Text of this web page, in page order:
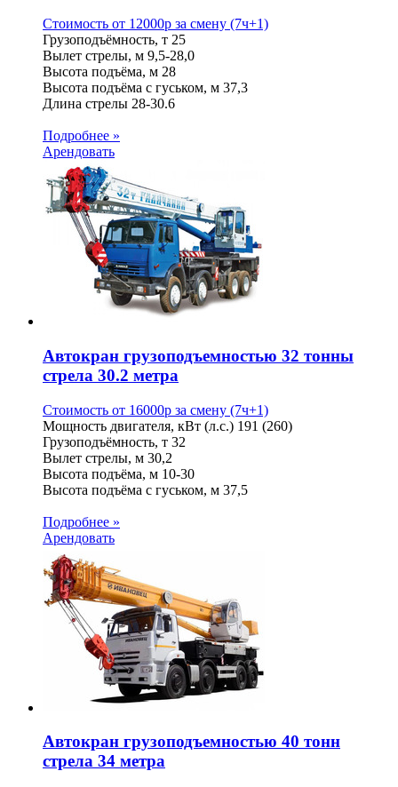
Стоимость от 12000p за смену (7ч+1)
Грузоподъёмность, т 25
Вылет стрелы, м 9,5-28,0
Высота подъёма, м 28
Высота подъёма с гуськом, м 37,3
Длина стрелы 28-30.6
Подробнее »
Арендовать
Автокран грузоподъемностью 32 тонны
стрела 30.2 метра
Стоимость от 16000p за смену (7ч+1)
Мощность двигателя, кВт (л.с.) 191 (260)
Грузоподъёмность, т 32
Вылет стрелы, м 30,2
Высота подъёма, м 10-30
Высота подъёма с гуськом, м 37,5
Подробнее »
Арендовать
Автокран грузоподъемностью 40 тонн
стрела 34 метра